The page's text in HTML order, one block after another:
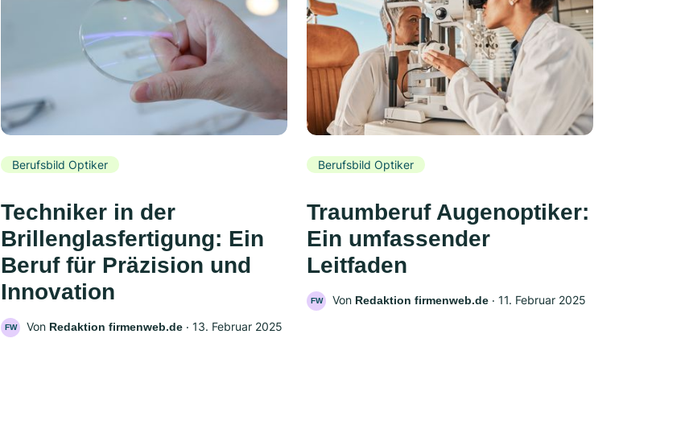
Berufsbild Optiker
Techniker in der
Brillenglasfertigung: Ein
Beruf für Präzision und
Innovation
FW Von Redaktion firmenweb.de ‧ 13. Februar 2025
Berufsbild Optiker
Traumberuf Augenoptiker:
Ein umfassender
Leitfaden
FW Von Redaktion firmenweb.de ‧ 11. Februar 2025